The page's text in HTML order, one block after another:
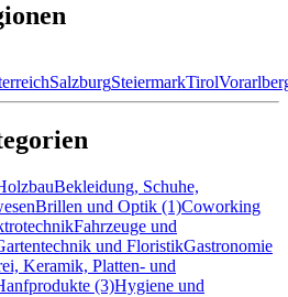
SalzburgSteiermarkTirol
Bekleidung, Schuhe,
Brillen und Optik (1)Coworking
Fahrzeuge und
und FloristikGastronomie
Keramik, Platten- und
(3)Hygiene und